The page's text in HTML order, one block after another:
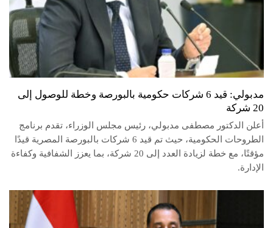
مدبولي: قيد 6 شركات حكومية بالبورصة وخطة للوصول إلى
20 شركة
أعلن الدكتور مصطفى مدبولي، رئيس مجلس الوزراء، تقدم برنامج
الطروحات الحكومية، حيث تم قيد 6 شركات بالبورصة المصرية قيدًا
مؤقتًا، مع خطة لزيادة العدد إلى 20 شركة، بما يعزز الشفافية وكفاءة
الإدارة.